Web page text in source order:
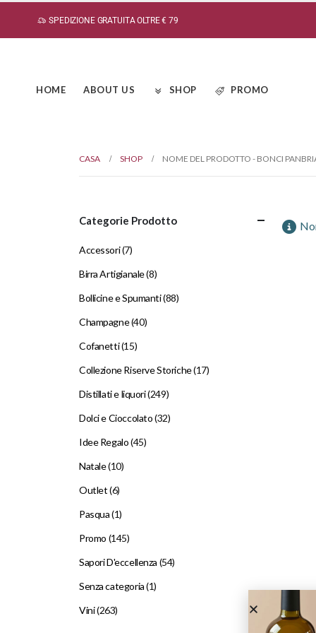
SPEDIZIONE GRATUITA OLTRE € 79
HOME ABOUT US SHOP PROMO
CASA SHOP NOME DEL PRODOTTO - BONCI
Categorie Prodotto
Accessori(7)
Birra Artigianale(8)
Bollicine e Spumanti(88)
Champagne(40)
Cofanetti(15)
Collezione Riserve Storiche(17)
Distillati e liquori(249)
Dolci e Cioccolato(32)
Idee Regalo(45)
Natale(10)
Outlet(6)
Pasqua(1)
Promo (145)
Sapori D'eccellenza (54)
Senza categoria(1)
Vini(263)